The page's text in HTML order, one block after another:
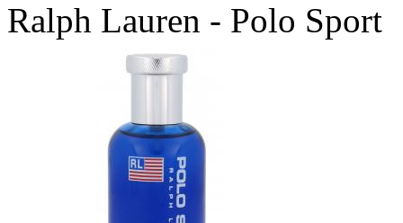
Ralph Lauren - Polo Sport